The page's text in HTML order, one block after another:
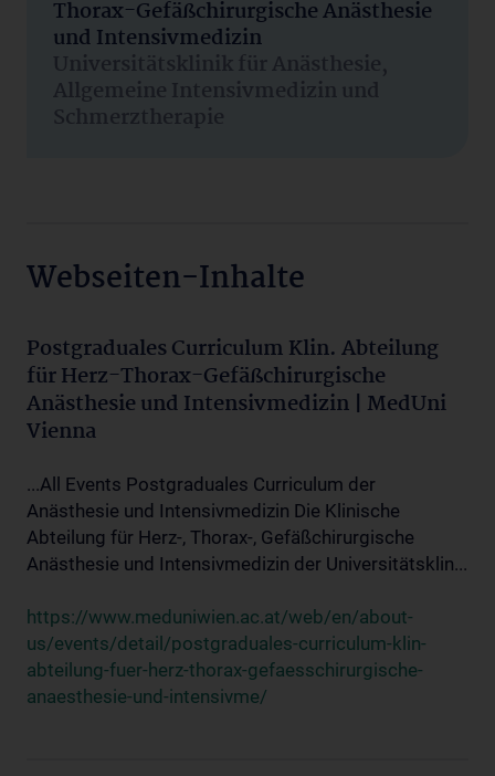
Thorax-Gefäßchirurgische Anästhesie
und Intensivmedizin
Universitätsklinik für Anästhesie,
Allgemeine Intensivmedizin und
Schmerztherapie
Webseiten-Inhalte
Postgraduales Curriculum Klin. Abteilung
für Herz-Thorax-Gefäßchirurgische
Anästhesie und Intensivmedizin | MedUni
Vienna
...All Events Postgraduales Curriculum der
Anästhesie und Intensivmedizin Die Klinische
Abteilung für Herz-, Thorax-, Gefäßchirurgische
Anästhesie und Intensivmedizin der Universitätsklin...
https://www.meduniwien.ac.at/web/en/about-
us/events/detail/postgraduales-curriculum-klin-
abteilung-fuer-herz-thorax-gefaesschirurgische-
anaesthesie-und-intensivme/